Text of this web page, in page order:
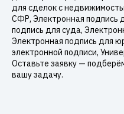
для сделок с
СФР, Электронная подпись
подпись для суда,
Электронная подпись для
электронной подписи,
Оставьте заявку —
вашу задачу.